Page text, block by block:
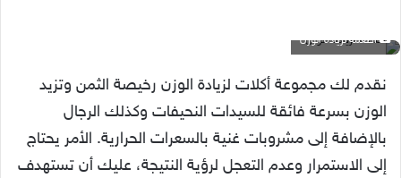
أطعمة لزيادة الوزن
نقدم لك مجموعة أكلات لزيادة الوزن رخيصة الثمن وتزيد
الوزن بسرعة فائقة للسيدات النحيفات وكذلك الرجال
بالإضافة إلى مشروبات غنية بالسعرات الحرارية. الأمر يحتاج
إلى الاستمرار وعدم التعجل لرؤية النتيجة، عليك أن تستهدف